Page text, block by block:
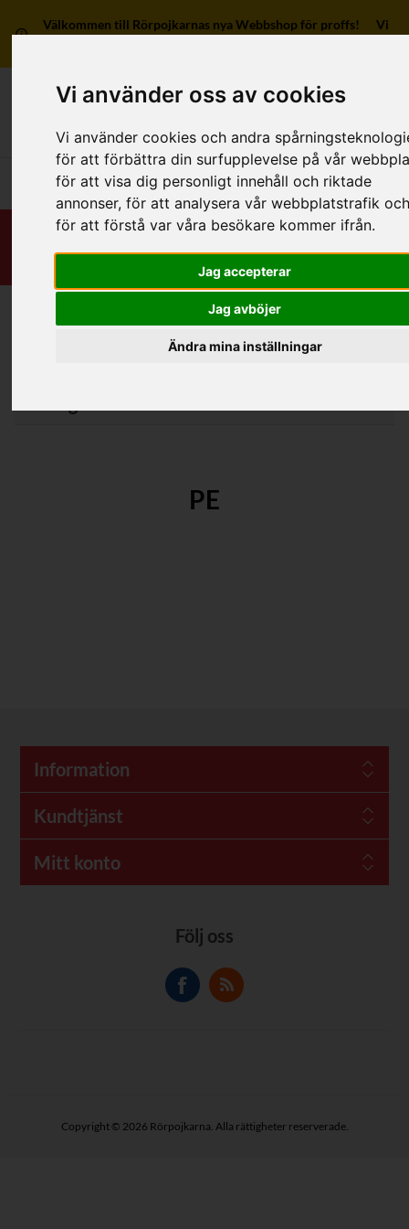
Vi använder oss av cookies
Vi använder cookies och andra
för att förbättra din surfupplevelse på vår
för att visa dig personligt innehåll och riktade
annonser, för att analysera vår webbplatstrafik
för att förstå var våra besökare kommer ifrån.
Jag accepterar
Jag avböjer
Ändra mina inställningar
Välkommen till Rörpojkarnas nya Webbshop för proffs! Vi
Huvudmeny
/ RSK-Kategorier / Rör / Avlopp - Utomhus
/
PE
Information
Kundtjänst
Mitt konto
Följ oss
Copyright © 2026 Rörpojkarna. Alla rättigheter reserverade.